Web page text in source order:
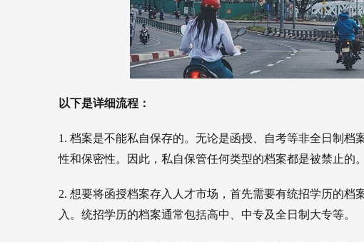
以下是详细流程：
1. 档案是不能私自保存的。无论是函授、自考等非全日制
性和保密性。因此，私自保管任何类型的档案都是被禁止的。
2. 想要将函授档案存入人才市场，首先需要有统招学历的
入。统招学历的档案通常包括高中、中专及全日制大专等。